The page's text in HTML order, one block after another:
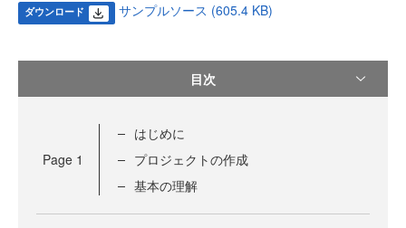
ダウンロード サンプルソース (605.4 KB)
目次
Page 1
はじめに
プロジェクトの作成
基本の理解